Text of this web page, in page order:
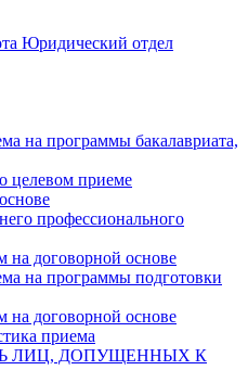
Юридический отдел
на программы бакалавриата,
целевом приеме
профессионального
договорной основе
на программы подготовки
договорной основе
приема
ЛИЦ, ДОПУЩЕННЫХ К